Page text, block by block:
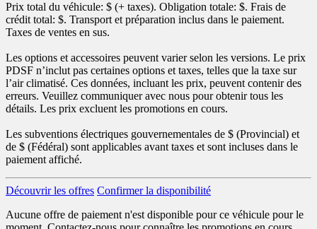
Prix total du véhicule: $ (+ taxes). Obligation totale: $. Frais de
crédit total: $. Transport et préparation inclus dans le paiement.
Taxes de ventes en sus.
Les options et accessoires peuvent varier selon les versions. Le prix
PDSF n’inclut pas certaines options et taxes, telles que la taxe sur
l’air climatisé. Ces données, incluant les prix, peuvent contenir des
erreurs. Veuillez communiquer avec nous pour obtenir tous les
détails. Les prix excluent les promotions en cours.
Les subventions électriques gouvernementales de $ (Provincial) et
de $ (Fédéral) sont applicables avant taxes et sont incluses dans le
paiement affiché.
Découvrir les offres Confirmer la disponibilité
Aucune offre de paiement n'est disponible pour ce véhicule pour le